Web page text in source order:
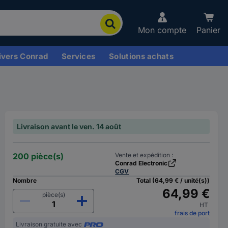
Mon compte Panier
Conrad Services Solutions achats
Livraison avant le ven. 14 août
200 pièce(s)
Vente et expédition :
Conrad Electronic
CGV
Nombre
pièce(s)
Total (64,99 € / unité(s))
64,99 €
HT
frais de port
Livraison gratuite avec